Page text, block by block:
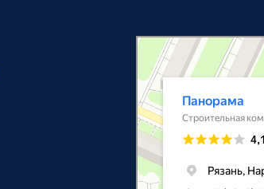
Панорама
Строительная компания в Рязани
Проектная организация в Рязани